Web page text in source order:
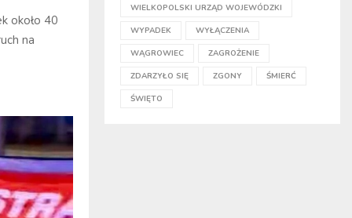
około 40
na
WIELKOPOLSKI URZĄD WOJEWÓDZKI
WYPADEK WYŁĄCZENIA
WĄGROWIEC ZAGROŻENIE
ZDARZYŁO SIĘ ZGONY ŚMIERĆ
ŚWIĘTO